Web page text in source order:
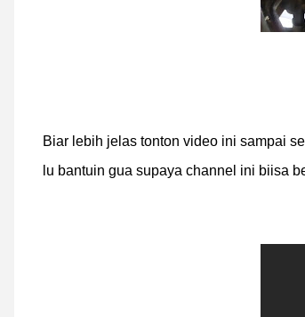
Biar lebih jelas tonton video ini sampai
lu bantuin gua supaya channel ini biisa